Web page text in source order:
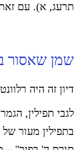
תרעג, א). עם
שמן שאסור
דיון זה היה
לגבי תפילין,
בתפילין מעור